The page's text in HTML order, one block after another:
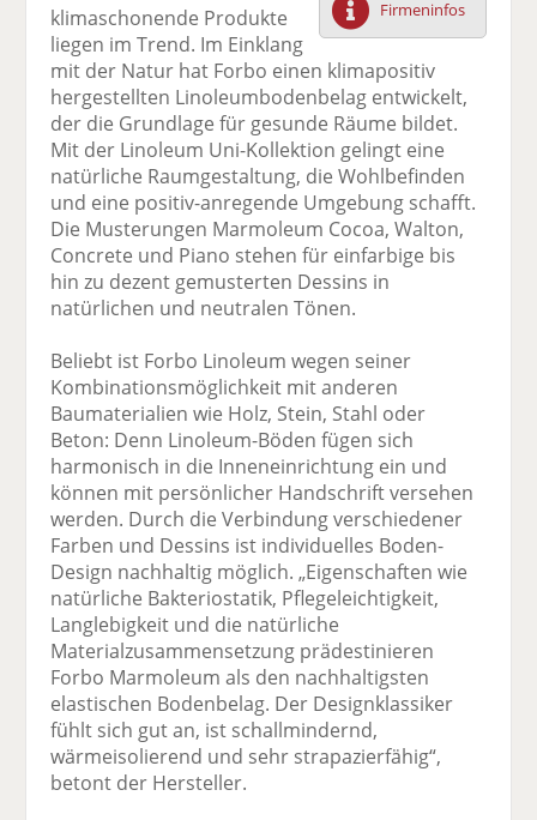
F
ac
e
b
o
o
k
te
il
e
n
tt
er
n
Li
n
k
e
di
n
te
il
e
n
E
m
l
v
er
se
n
d
e
ck
e
Firmeninfos
klimaschonende Produkte
liegen im Trend. Im Einklang
mit der Natur hat Forbo einen klimapositiv
hergestellten Linoleumbodenbelag entwickelt,
der die Grundlage für gesunde Räume bildet.
Mit der Linoleum Uni-Kollektion gelingt eine
natürliche Raumgestaltung, die Wohlbefinden
und eine positiv-anregende Umgebung schafft.
Die Musterungen Marmoleum Cocoa, Walton,
Concrete und Piano stehen für einfarbige bis
hin zu dezent gemusterten Dessins in
natürlichen und neutralen Tönen.
Beliebt ist Forbo Linoleum wegen seiner
Kombinationsmöglichkeit mit anderen
Baumaterialien wie Holz, Stein, Stahl oder
Beton: Denn Linoleum-Böden fügen sich
harmonisch in die Inneneinrichtung ein und
können mit persönlicher Handschrift versehen
werden. Durch die Verbindung verschiedener
Farben und Dessins ist individuelles Boden-
Design nachhaltig möglich. „Eigenschaften wie
natürliche Bakteriostatik, Pflegeleichtigkeit,
Langlebigkeit und die natürliche
Materialzusammensetzung prädestinieren
Forbo Marmoleum als den nachhaltigsten
elastischen Bodenbelag. Der Designklassiker
fühlt sich gut an, ist schallmindernd,
wärmeisolierend und sehr strapazierfähig“,
betont der Hersteller.